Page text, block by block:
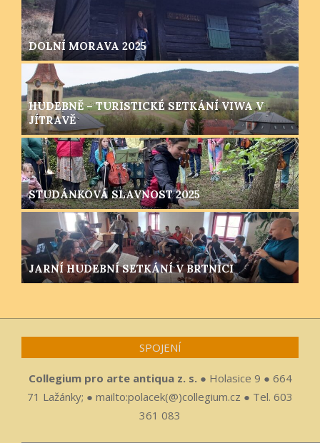
DOLNÍ MORAVA 2025
HUDEBNĚ – TURISTICKÉ SETKÁNÍ VIWA V
JÍTRAVĚ
STUDÁNKOVÁ SLAVNOST 2025
JARNÍ HUDEBNÍ SETKÁNÍ V BRTNICI
SPOJENÍ
Collegium pro arte antiqua z. s. ● Holasice 9 ● 664
71 Lažánky; ● mailto:polacek(@)collegium.cz ● Tel. 603
361 083